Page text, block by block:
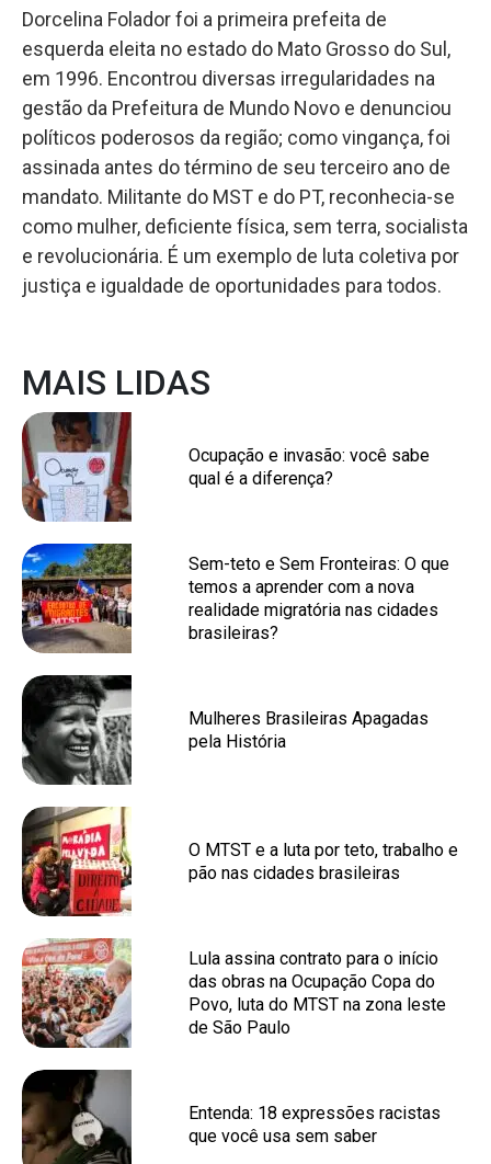
Dorcelina Folador foi a primeira prefeita de
esquerda eleita no estado do Mato Grosso do Sul,
em 1996. Encontrou diversas irregularidades na
gestão da Prefeitura de Mundo Novo e denunciou
políticos poderosos da região; como vingança, foi
assinada antes do término de seu terceiro ano de
mandato. Militante do MST e do PT, reconhecia-se
como mulher, deficiente física, sem terra, socialista
e revolucionária. É um exemplo de luta coletiva por
justiça e igualdade de oportunidades para todos.
MAIS LIDAS
Ocupação e invasão: você sabe
qual é a diferença?
Sem-teto e Sem Fronteiras: O que
temos a aprender com a nova
realidade migratória nas cidades
brasileiras?
Mulheres Brasileiras Apagadas
pela História
O MTST e a luta por teto, trabalho e
pão nas cidades brasileiras
Lula assina contrato para o início
das obras na Ocupação Copa do
Povo, luta do MTST na zona leste
de São Paulo
Entenda: 18 expressões racistas
que você usa sem saber